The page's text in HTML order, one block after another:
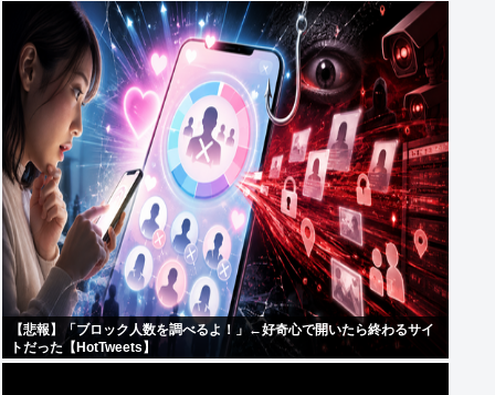
【悲報】「ブロック人数を調べるよ！」←好奇心で開いたら終わるサイ
トだった【HotTweets】